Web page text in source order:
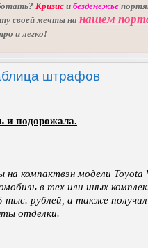
Кризис и безденежье
своей мечты на нашем
и легко!
штрафов
и подорожала.
на компактвэн модели Toyota
в тех или иных
тыс. рублей, а также получил
отделки.